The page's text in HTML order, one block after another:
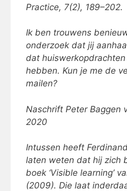
Practice, 7(2), 189–202.
Ik ben trouwens
onderzoek dat jij
dat
hebben. Kun je me de
mailen?
Naschrift Peter Baggen
2020
Intussen heeft
laten weten dat hij zich
boek ‘Visible learning’
(2009). Die laat